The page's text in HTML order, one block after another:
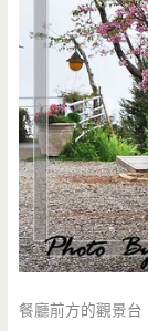
餐廳前方的觀景台